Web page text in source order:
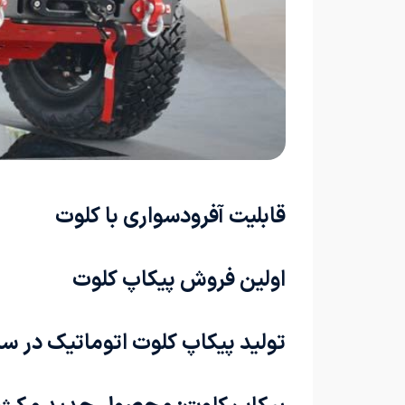
قابلیت آفرودسواری با کلوت
اولین فروش پیکاپ کلوت
تولید پیکاپ کلوت اتوماتیک در سال